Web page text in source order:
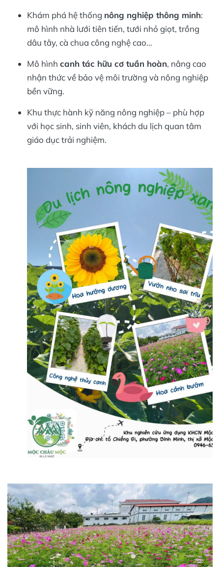
Khám phá hệ thống nông nghiệp thông minh:
mô hình nhà lưới tiên tiến, tưới nhỏ giọt, trồng
dâu tây, cà chua công nghệ cao…
Mô hình canh tác hữu cơ tuần hoàn, nâng cao
nhận thức về bảo vệ môi trường và nông nghiệp
bền vững.
Khu thực hành kỹ năng nông nghiệp – phù hợp
với học sinh, sinh viên, khách du lịch quan tâm
giáo dục trải nghiệm.